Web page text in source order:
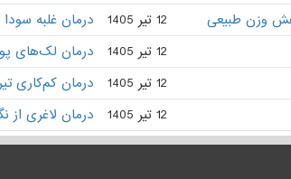
وزن طبیعی
12 تیر 1405 درمان غلبه
12 تیر 1405 درمان لک‌های
12 تیر 1405 درمان کم‌کاری
12 تیر 1405 درمان لاغری از